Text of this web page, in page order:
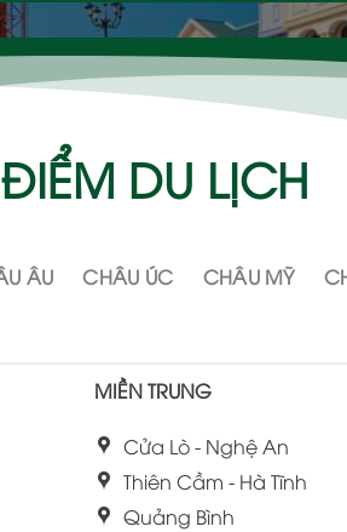
DU LỊCH
ÂU CHÂU ÚC CHÂU MỸ
MIỀN TRUNG
Cửa Lò - Nghệ An
Thiên Cầm - Hà Tĩnh
Quảng Bình